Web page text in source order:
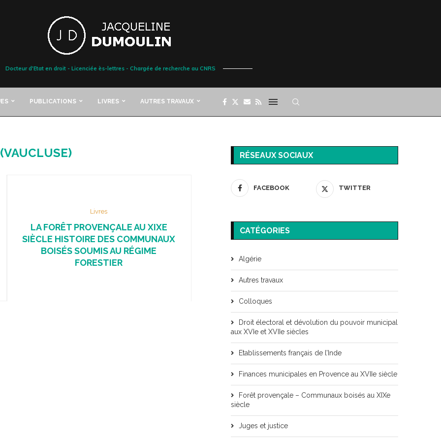
Docteur d'Etat en droit - Licenciée ès-lettres - Chargée de recherche au CNRS
PUBLICATIONS LIVRES AUTRES TRAVAUX
Livres
LA FORÊT PROVENÇALE AU XIXE
SIÈCLE HISTOIRE DES COMMUNAUX
BOISÉS SOUMIS AU RÉGIME
FORESTIER
RÉSEAUX SOCIAUX
FACEBOOK TWITTER
CATÉGORIES
Algérie
Autres travaux
Colloques
Droit électoral et dévolution du pouvoir municipal
aux XVIe et XVIIe siècles
Etablissements français de l’Inde
Finances municipales en Provence au XVIIe siècle
Forêt provençale – Communaux boisés au XIXe
siècle
Juges et justice